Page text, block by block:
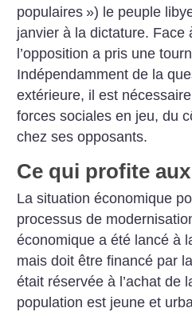
populaires ») le peuple
janvier à la dictature. Face
l’opposition a pris une
Indépendamment de la
extérieure, il est
forces sociales en jeu, du
chez ses opposants.
Ce qui profite
La situation économique
processus de
économique a été lancé à
mais doit être financé par
était réservée à l’achat de
population est jeune et